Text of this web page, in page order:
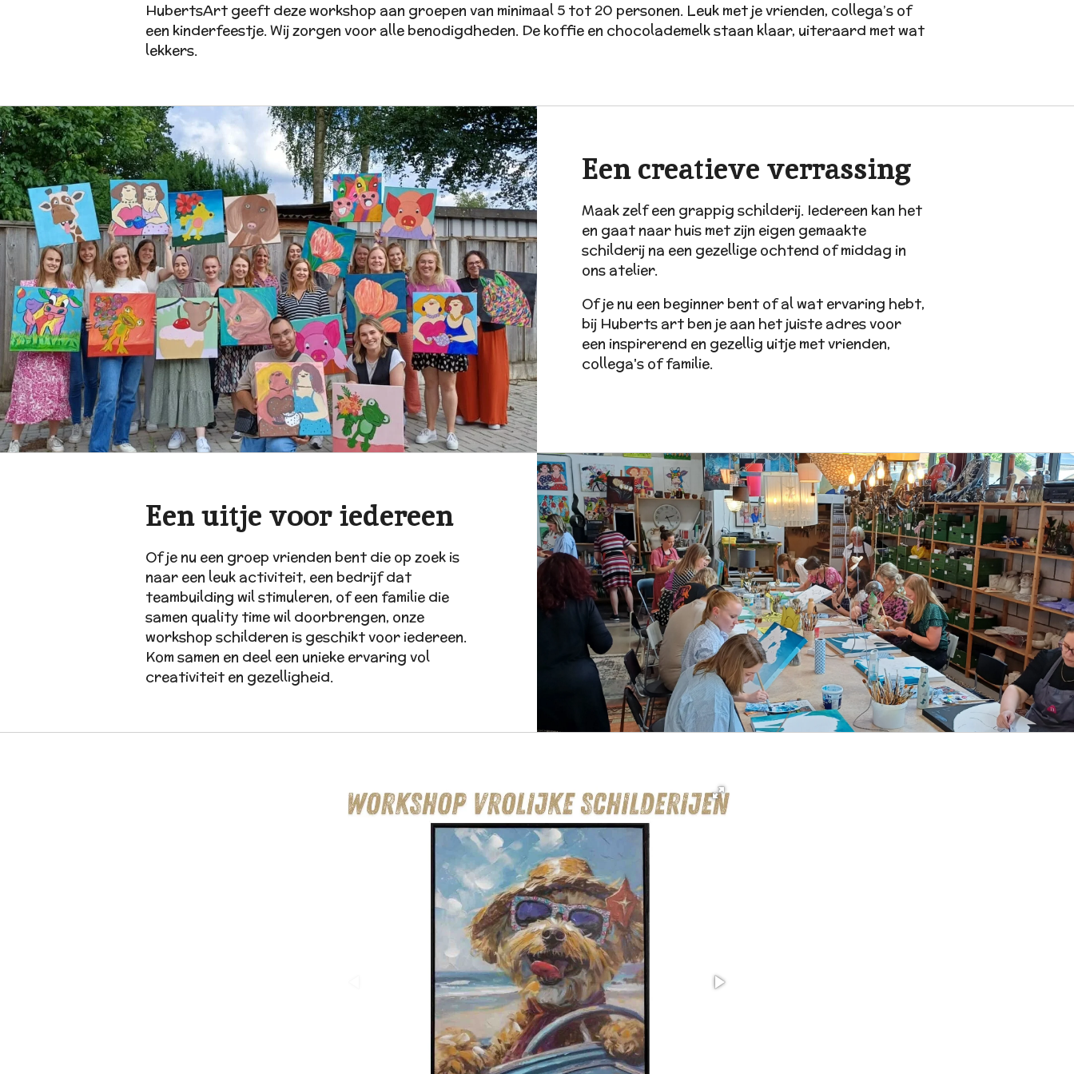
HubertsArt geeft deze workshop aan groepen van minimaal 5 tot 20 personen. Leuk met je vrienden, collega’s of
een kinderfeestje. Wij zorgen voor alle benodigdheden. De koffie en chocolademelk staan klaar, uiteraard met wat
lekkers.
Een creatieve verrassing
Maak zelf een grappig schilderij. Iedereen kan het
en gaat naar huis met zijn eigen gemaakte
schilderij na een gezellige ochtend of middag in
ons atelier.
Of je nu een beginner bent of al wat ervaring hebt,
bij Huberts art ben je aan het juiste adres voor
een inspirerend en gezellig uitje met vrienden,
collega's of familie.
Een uitje voor iedereen
Of je nu een groep vrienden bent die op zoek is
naar een leuk activiteit, een bedrijf dat
teambuilding wil stimuleren, of een familie die
samen quality time wil doorbrengen, onze
workshop schilderen is geschikt voor iedereen.
Kom samen en deel een unieke ervaring vol
creativiteit en gezelligheid.